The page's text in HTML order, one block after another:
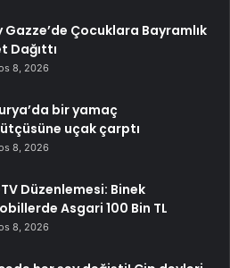
Gazze’de Çocuklara Bayramlık
Dağıttı
8, 2026
bir yamaç
uçak çarptı
8, 2026
Düzenlemesi: Binek
Asgari 100 Bin TL
8, 2026